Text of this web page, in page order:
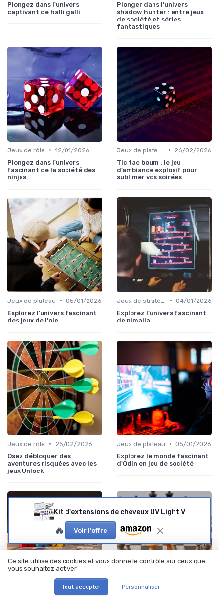
Plongez dans l'univers
captivant de halli galli
Plonger dans l’univers
shadow hunter : entre jeux
de société et séries
fantastiques
Jeux de rôle • 12/01/2026
Plongez dans l'univers
fascinant de la société des
ninjas
•
26/02/2026
Tic tac boum : le jeu
d’ambiance explosif pour
sublimer vos soirées
Jeux de plateau • 05/01/2026
Explorez l'univers fascinant
des jeux de l'oie
• 04/01/2026
Explorez l'univers fascinant
de nimalia
Jeux de rôle •
25/02/2026
Osez débloquer des
aventures risquées avec les
jeux Unlock
Jeux de plateau • 05/01/2026
Explorez le monde fascinant
d'Odin en jeu de société
20/06/2025
Kit d'extensions de cheveux UV Light V
🔥 Voir l'offre
Ce site utilise des cookies et vous donne le contrôle sur ceux que
vous souhaitez activer
Tout accepter Personnaliser